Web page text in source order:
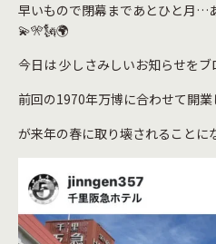
早いもので閉幕まであとひと月…
💫🎌🗽🌍
今日は 少しさみしいお知らせをブ
前回の1970年万博に合わせて開業
が来年の春に取り壊されることに